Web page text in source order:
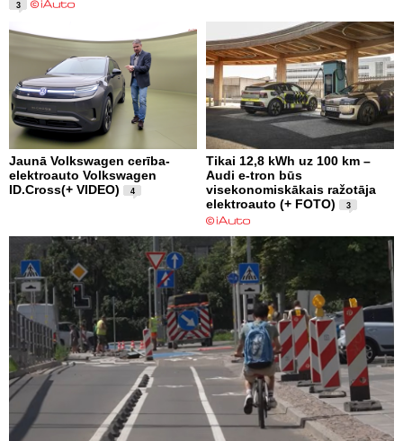
3
Jaunā Volkswagen cerība-
elektroauto Volkswagen
ID.Cross(+ VIDEO)
4
Tikai 12,8 kWh uz 100 km –
Audi e-tron būs
visekonomiskākais ražotāja
elektroauto (+ FOTO)
3